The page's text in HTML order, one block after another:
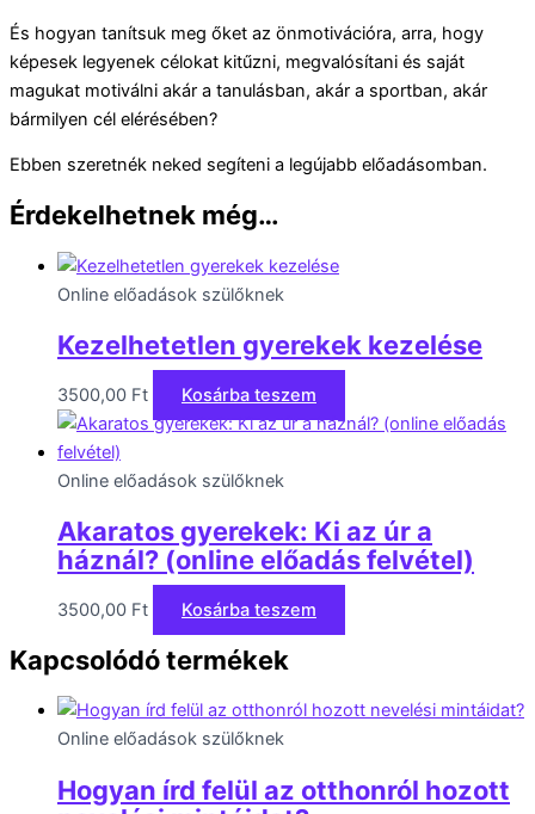
És hogyan tanítsuk meg őket az önmotivációra, arra, hogy
képesek legyenek célokat kitűzni, megvalósítani és saját
magukat motiválni akár a tanulásban, akár a sportban, akár
bármilyen cél elérésében?
Ebben szeretnék neked segíteni a legújabb előadásomban.
Érdekelhetnek még…
Online előadások szülőknek
Kezelhetetlen gyerekek kezelése
3500,00 Ft Kosárba teszem
Online előadások szülőknek
Akaratos gyerekek: Ki az úr a
háznál? (online előadás felvétel)
3500,00 Ft Kosárba teszem
Kapcsolódó termékek
Online előadások szülőknek
Hogyan írd felül az otthonról hozott